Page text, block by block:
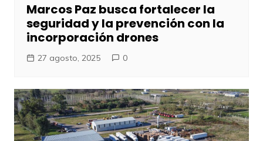
Marcos Paz busca fortalecer la
seguridad y la prevención con la
incorporación drones
27 agosto, 2025 0